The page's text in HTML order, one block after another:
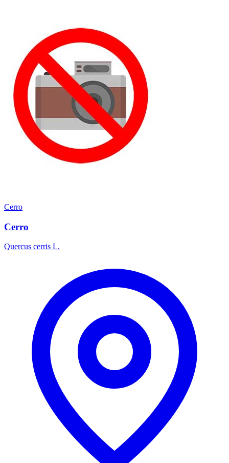
Cerro
Cerro
Quercus cerris L.